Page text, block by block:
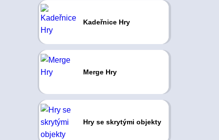
Kadeřnice Hry
Merge Hry
Hry se skrytými objekty